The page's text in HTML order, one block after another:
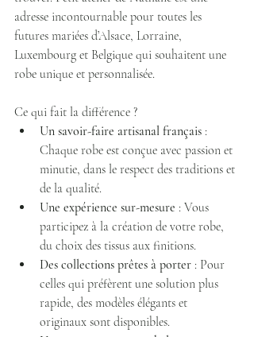
adresse incontournable pour toutes les
futures mariées d’Alsace, Lorraine,
Luxembourg et Belgique qui souhaitent une
robe unique et personnalisée.
Ce qui fait la différence ?
Un savoir-faire artisanal français :
Chaque robe est conçue avec passion et
minutie, dans le respect des traditions et
de la qualité.
Une expérience sur-mesure : Vous
participez à la création de votre robe,
du choix des tissus aux finitions.
Des collections prêtes à porter : Pour
celles qui préfèrent une solution plus
rapide, des modèles élégants et
originaux sont disponibles.